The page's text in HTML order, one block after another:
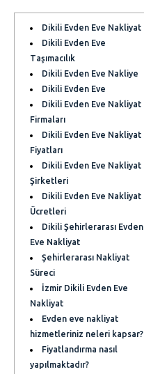
Dikili Evden Eve Nakliyat
Dikili Evden Eve
Taşımacılık
Dikili Evden Eve Nakliye
Dikili Evden Eve
Dikili Evden Eve Nakliyat
Firmaları
Dikili Evden Eve Nakliyat
Fiyatları
Dikili Evden Eve Nakliyat
Şirketleri
Dikili Evden Eve Nakliyat
Ücretleri
Dikili Şehirlerarası Evden
Eve Nakliyat
Şehirlerarası Nakliyat
Süreci
İzmir Dikili Evden Eve
Nakliyat
Evden eve nakliyat
hizmetleriniz neleri kapsar?
Fiyatlandırma nasıl
yapılmaktadır?